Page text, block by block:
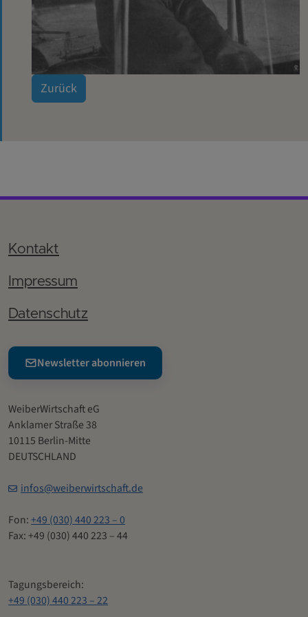
Zurück
Kontakt
Impressum
Datenschutz
Newsletter abonnieren
WeiberWirtschaft eG
Anklamer Straße 38
10115 Berlin-Mitte
DEUTSCHLAND
infos@weiberwirtschaft.de
Fon:+49 (030) 440 223 – 0
Fax: +49 (030) 440 223 – 44
Tagungsbereich:
+49 (030) 440 223 – 22